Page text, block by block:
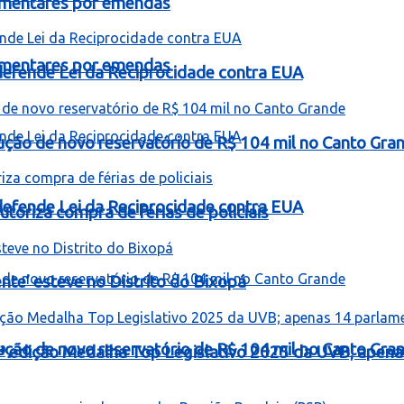
por emendas
Lei da Reciprocidade contra EUA
de novo reservatório de R$ 104 mil no Canto
Lei da Reciprocidade contra EUA
de novo reservatório de R$ 104 mil no Canto
compra de férias de policiais
esteve no Distrito do Bixopá
edição Medalha Top Legislativo 2025 da UVB;